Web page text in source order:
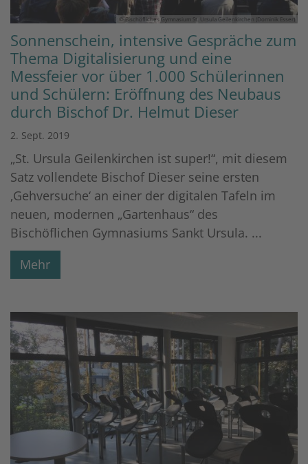
© Bischöfliches Gymnasium St. Ursula Geilenkirchen (Dominik Esser)
Sonnenschein, intensive Gespräche zum
Thema Digitalisierung und eine
Messfeier vor über 1.000 Schülerinnen
und Schülern: Eröffnung des Neubaus
durch Bischof Dr. Helmut Dieser
2. Sept. 2019
„St. Ursula Geilenkirchen ist super!“, mit diesem
Satz vollendete Bischof Dieser seine ersten
‚Gehversuche‘ an einer der digitalen Tafeln im
neuen, modernen „Gartenhaus“ des
Bischöflichen Gymnasiums Sankt Ursula. ...
Mehr